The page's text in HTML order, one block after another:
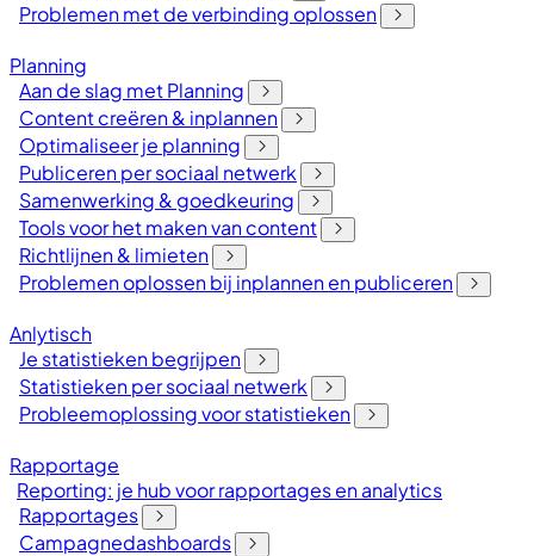
Problemen met de verbinding oplossen
Planning
Aan de slag met Planning
Content creëren & inplannen
Optimaliseer je planning
Publiceren per sociaal netwerk
Samenwerking & goedkeuring
Tools voor het maken van content
Richtlijnen & limieten
Problemen oplossen bij inplannen en publiceren
Anlytisch
Je statistieken begrijpen
Statistieken per sociaal netwerk
Probleemoplossing voor statistieken
Rapportage
Reporting: je hub voor rapportages en analytics
Rapportages
Campagnedashboards